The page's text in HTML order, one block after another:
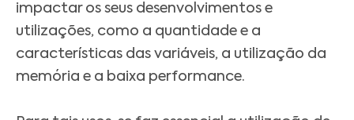
impactar os seus desenvolvimentos e
utilizações, como a quantidade e a
características das variáveis, a utilização da
memória e a baixa performance.